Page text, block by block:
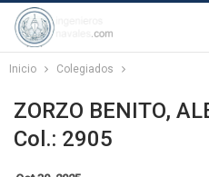
Inicio Colegiados
ZORZO BENITO,
Col.: 2905